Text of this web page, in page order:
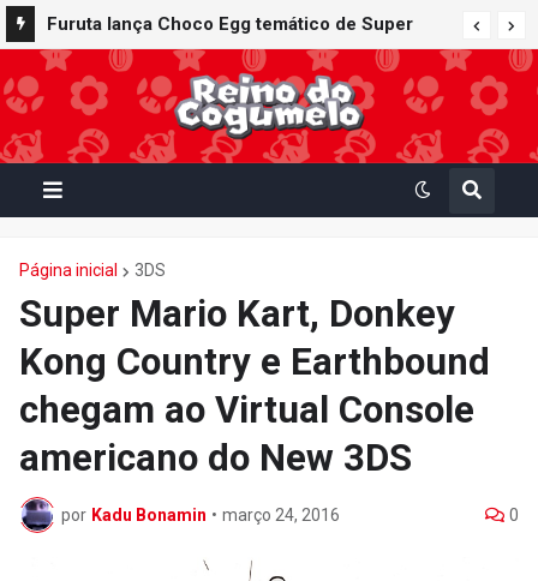
Furuta lança Choco Egg temático de Super
Mario Party Jamboree — Nintendo Switch 2
Edition + Jamboree TV com 15 miniaturas
colecionáveis
Página inicial 3DS
Super Mario Kart, Donkey
Kong Country e Earthbound
chegam ao Virtual Console
americano do New 3DS
por Kadu Bonamin • março 24, 2016 0